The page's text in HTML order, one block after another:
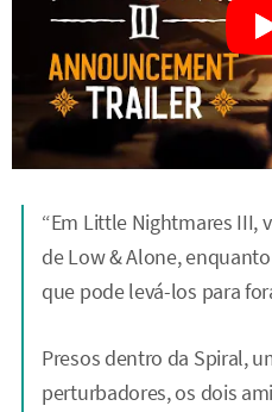
“Em Little Nightmares III,
de Low & Alone,
que pode levá-los para
Presos dentro da Spiral,
perturbadores, os dois